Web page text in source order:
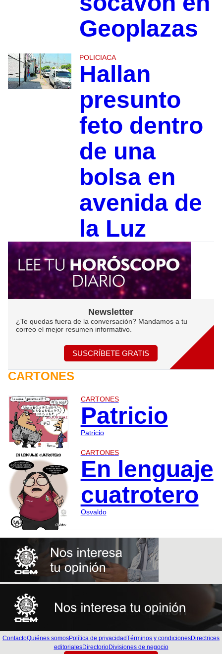
Geoplazas
POLICIACA
Hallan
presunto
feto dentro
de una
bolsa en
avenida de
la Luz
Newsletter
¿Te quedas fuera de la conversación? Mandamos a tu
correo el mejor resumen informativo.
SUSCRÍBETE GRATIS
CARTONES
CARTONES
Patricio
Patricio
CARTONES
En lenguaje
cuatrotero
Osvaldo
ContactoQuiénes somosPolítica de privacidadTérminos y condicionesDirectrices
editorialesDirectorioDivisiones de negocio